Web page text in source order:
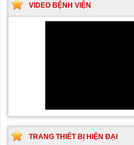
VIDEO BỆNH VIỆN
TRANG THIẾT BỊ HIỆN ĐẠI